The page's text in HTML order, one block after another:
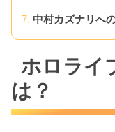
中村カズナリへ
ホロライ
は？